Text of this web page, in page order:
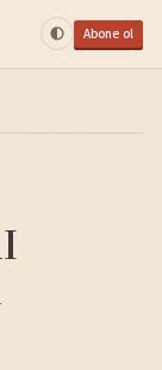
Abone ol